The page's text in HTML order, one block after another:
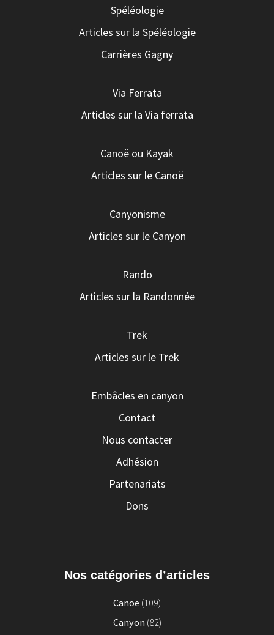
Spéléologie
Articles sur la Spéléologie
Carrières Gagny
Via Ferrata
Articles sur la Via ferrata
Canoë ou Kayak
Articles sur le Canoë
Canyonisme
Articles sur le Canyon
Rando
Articles sur la Randonnée
Trek
Articles sur le Trek
Embâcles en canyon
Contact
Nous contacter
Adhésion
Partenariats
Dons
Nos catégories d’articles
Canoë (109)
Canyon (82)